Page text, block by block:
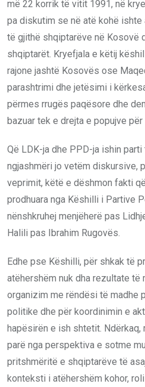
më 22 korrik të vitit 1991, në
pa diskutim se në atë kohë
të gjithë shqiptarëve në Kosovë
shqiptarët. Kryefjala e këtij
rajone jashtë Kosovës ose
parashtrimi dhe jetësimi i
përmes rrugës paqësore dhe
bazuar tek e drejta e popujve
Që LDK-ja dhe PPD-ja ishin
ngjashmëri jo vetëm diskursive,
veprimit, këtë e dëshmon fakti
prodhuara nga Këshilli i Partive
nënshkruhej menjëherë pas
Halili pas Ibrahim Rugovës.
Edhe pse Këshilli, për shkak të
atëhershëm nuk dha rezultate të
organizim me rëndësi të madhe
politike dhe për koordinimin e
hapësirën e ish shtetit.
parë nga perspektiva e sotme
pritshmëritë e shqiptarëve të
konteksti i atëhershëm kohor,